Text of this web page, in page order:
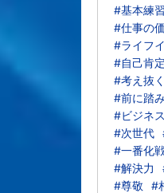
#基本練習
#仕事の
#ライフ
#自己肯
#考え抜く
#前に踏
#ビジネ
#次世代
#一番化
#解決力
#尊敬
#